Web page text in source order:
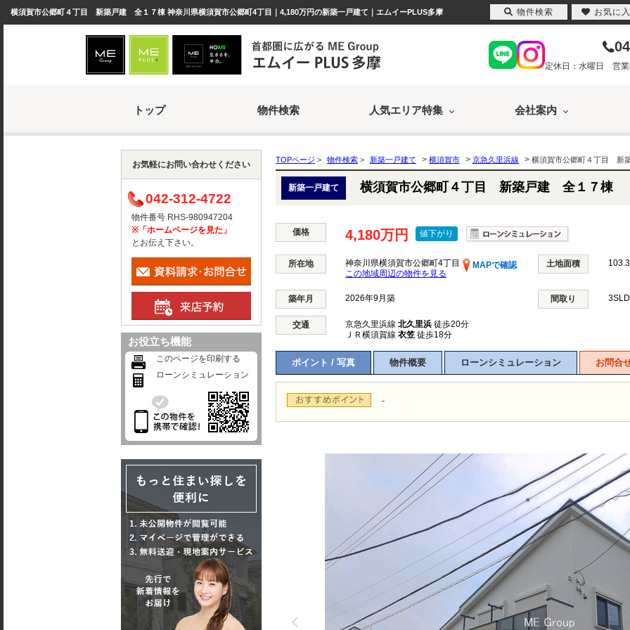
横須賀市公郷町４丁目 新築戸建 全１７棟 神奈川県横須賀市公郷町4丁目｜4,180万円の新築一戸建て｜エムイーPLUS多摩
定休日：水曜日 営
トップ 物件検索 人気エリア特集 会社案内
TOPページ > 物件検索 > 新築一戸建て > 横須賀市 > 京急久里浜線 > 横須賀市公郷町４丁目 新
新築一戸建て 横須賀市公郷町４丁目 新築戸建 全１７棟
価格 4,180万円 値下がり
所在地 神奈川県横須賀市公郷町4丁目
MAPで確認
この地域周辺の物件を見る
土地面積
築年月 2026年9月築 間取り
交通 京急久里浜線 北久里浜 徒歩20分
ＪＲ横須賀線 衣笠 徒歩18分
ポイント / 写真 物件概要 ローンシミュレーション お問合
-
お気軽にお問い合わせください
042-312-4722
物件番号 RHS-980947204
※「ホームページを見た」
とお伝え下さい。
お役立ち機能
このページを印刷する
ローンシミュレーション
物件検索 お気に